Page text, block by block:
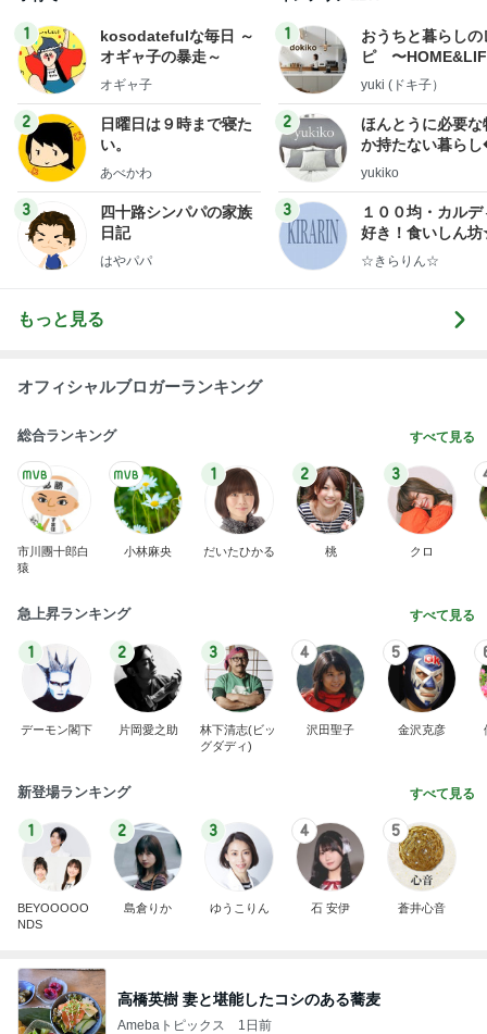
1
kosodatefulな毎日 ～
オギャ子の暴走～
オギャ子
2
日曜日は９時まで寝た
い。
あべかわ
3
四十路シンパパの家族
日記
はやパパ
1
おうちと暮らしの
ピ 〜
yuki (ドキ子）
2
ほんとうに必要な
か持たない暮ら
ep Life Simple◆
yukiko
3
１００均・カルデ
好き！食いしん
らりん☆のブログ
☆きらりん☆
もっと見る
オフィシャルブロガーランキング
総合ランキング すべて見る
市川團十郎白
猿
小林麻央
1
だいたひかる
2
桃
3
クロ
急上昇ランキング すべて見る
1
デーモン閣下
2
片岡愛之助
3
林下清志(ビッ
グダディ)
4
沢田聖子
5
金沢克彦
新登場ランキング すべて見る
1
BEYOOOOO
NDS
2
島倉りか
3
ゆうこりん
4
石 安伊
5
蒼井心音
高橋英樹 妻と堪能したコシのある蕎麦
Amebaトピックス 1日前